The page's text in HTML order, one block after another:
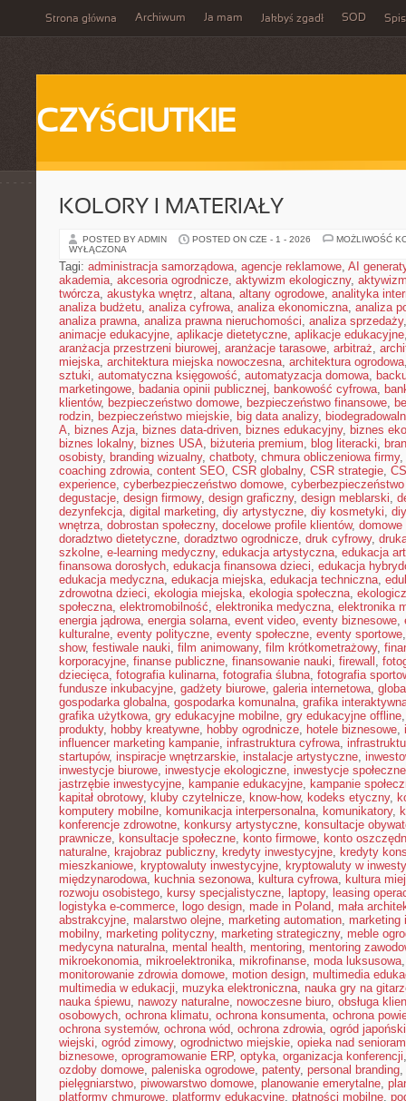
Strona główna Archiwum Ja mam Jakbyś zgadł SOD
CZYŚCIUTKIE
KOLORY I MATERIAŁY
POSTED BY ADMIN POSTED ON CZE - 1 - 2026
MOŻLIWOŚĆ
WYŁĄCZONA
Tagi: administracja samorządowa, agencje reklamowe, AI
akademia, akcesoria ogrodnicze, aktywizm ekologiczny,
twórcza, akustyka wnętrz, altana, altany ogrodowe, analityka
analiza budżetu, analiza cyfrowa, analiza ekonomiczna, analiza
analiza prawna, analiza prawna nieruchomości, analiza sprzedaży
animacje edukacyjne, aplikacje dietetyczne, aplikacje edukacyjne
aranżacja przestrzeni biurowej, aranżacje tarasowe, arbitraż,
miejska, architektura miejska nowoczesna, architektura ogrodowa
sztuki, automatyczna księgowość, automatyzacja domowa,
marketingowe, badania opinii publicznej, bankowość cyfrowa,
klientów, bezpieczeństwo domowe, bezpieczeństwo finansowe,
rodzin, bezpieczeństwo miejskie, big data analizy,
A, biznes Azja, biznes data-driven, biznes edukacyjny, biznes
biznes lokalny, biznes USA, biżuteria premium, blog literacki,
osobisty, branding wizualny, chatboty, chmura obliczeniowa firmy,
coaching zdrowia, content SEO, CSR globalny, CSR strategie,
experience, cyberbezpieczeństwo domowe,
degustacje, design firmowy, design graficzny, design meblarski,
dezynfekcja, digital marketing, diy artystyczne, diy kosmetyki,
wnętrza, dobrostan społeczny, docelowe profile klientów,
doradztwo dietetyczne, doradztwo ogrodnicze, druk cyfrowy,
szkolne, e-learning medyczny, edukacja artystyczna, edukacja
finansowa dorosłych, edukacja finansowa dzieci, edukacja
edukacja medyczna, edukacja miejska, edukacja techniczna,
zdrowotna dzieci, ekologia miejska, ekologia społeczna,
społeczna, elektromobilność, elektronika medyczna, elektronika
energia jądrowa, energia solarna, event video, eventy biznesowe,
kulturalne, eventy polityczne, eventy społeczne, eventy sportowe
show, festiwale nauki, film animowany, film krótkometrażowy,
korporacyjne, finanse publiczne, finansowanie nauki, firewall ,
dziecięca, fotografia kulinarna, fotografia ślubna, fotografia
fundusze inkubacyjne, gadżety biurowe, galeria internetowa,
gospodarka globalna, gospodarka komunalna, grafika
grafika użytkowa, gry edukacyjne mobilne, gry edukacyjne offline
produkty, hobby kreatywne, hobby ogrodnicze, hotele biznesowe,
influencer marketing kampanie, infrastruktura cyfrowa,
startupów, inspiracje wnętrzarskie, instalacje artystyczne,
inwestycje biurowe, inwestycje ekologiczne, inwestycje społeczne
jastrzębie inwestycyjne, kampanie edukacyjne, kampanie
kapitał obrotowy, kluby czytelnicze, know-how, kodeks etyczny,
komputery mobilne, komunikacja interpersonalna, komunikatory,
konferencje zdrowotne, konkursy artystyczne, konsultacje
prawnicze, konsultacje społeczne, konto firmowe, konto
naturalne, krajobraz publiczny, kredyty inwestycyjne, kredyty
mieszkaniowe, kryptowaluty inwestycyjne, kryptowaluty w
międzynarodowa, kuchnia sezonowa, kultura cyfrowa, kultura
rozwoju osobistego, kursy specjalistyczne, laptopy, leasing
logistyka e-commerce, logo design, made in Poland, mała
abstrakcyjne, malarstwo olejne, marketing automation, marketing
mobilny, marketing polityczny, marketing strategiczny, meble
medycyna naturalna, mental health, mentoring, mentoring
mikroekonomia, mikroelektronika, mikrofinanse, moda luksusowa
monitorowanie zdrowia domowe, motion design, multimedia
multimedia w edukacji, muzyka elektroniczna, nauka gry na
nauka śpiewu, nawozy naturalne, nowoczesne biuro, obsługa
osobowych, ochrona klimatu, ochrona konsumenta, ochrona
ochrona systemów, ochrona wód, ochrona zdrowia, ogród japoński
wiejski, ogród zimowy, ogrodnictwo miejskie, opieka nad
biznesowe, oprogramowanie ERP, optyka, organizacja konferencji
ozdoby domowe, paleniska ogrodowe, patenty, personal branding,
pielęgniarstwo, piwowarstwo domowe, planowanie emerytalne,
platformy chmurowe, platformy edukacyjne, płatności mobilne,